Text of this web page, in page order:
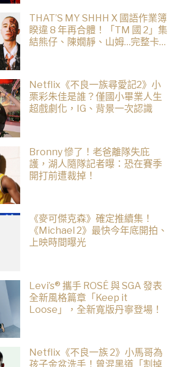
THAT’S MY SHHH X 國語作業簿
睽違 8 年再合體！「TM 國 2」集
結熊仔、陳嫺靜、山姆…完整卡
Netflix《不良一族尋愛記2》小
栗彩朱佳是誰？僅國小畢業人生
超戲劇化，IG、背景一次認識
Bronny 慘了！老爸離隊失庇
護，湖人隨隊記者曝：恐在賽季
開打前遭裁掉！
《麥可傑克森》確定推續集！
《Michael 2》最快今年底開拍、
上映時間曝光
Levi’s® 攜手 ROSÉ 與 SGA 發表
全新風格篇章「Keep it
Loose」，全新寬版丹寧登場！
Netflix《不良一族 2》小馬哥為
孩子金盆洗手！曾混黑道「割掉